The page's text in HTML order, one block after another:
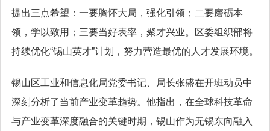
提出三点希望：一要胸怀大局，强化引领；二要磨砺本
领，学以致用；三要当好表率，聚才兴业。区委组织部将
持续优化“锡山英才”计划，努力营造最优的人才发展环境。
锡山区工业和信息化局党委书记、局长张盛在开班动员中
深刻分析了当前产业变革趋势。他指出，在全球科技革命
与产业变革深度融合的关键时期，锡山作为无锡东向融入